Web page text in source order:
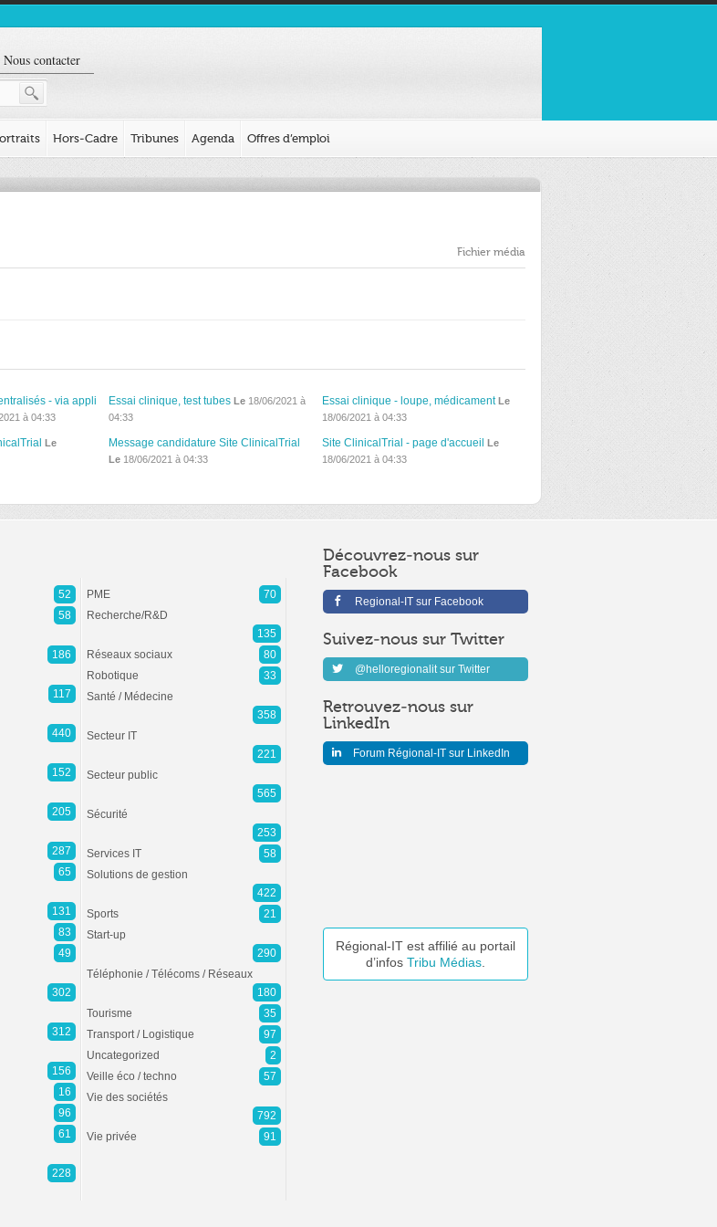
Nous contacter
Hors-Cadre Tribunes Agenda Offres d’emploi
Fichier média
- via appli
à 04:33
Essai clinique, test tubes Le 18/06/2021 à
04:33
Essai clinique - loupe, médicament Le
18/06/2021 à 04:33
Le
Message candidature Site ClinicalTrial
Le 18/06/2021 à 04:33
Site ClinicalTrial - page d'accueil Le
18/06/2021 à 04:33
Découvrez-nous sur
Facebook
Regional-IT sur Facebook
Suivez-nous sur Twitter
@helloregionalit sur Twitter
Retrouvez-nous sur
LinkedIn
Forum Régional-IT sur LinkedIn
Régional-IT est affilié au portail
d’infos Tribu Médias
52
58
186
117
440
152
205
287
65
131
83
49
302
312
156
16
96
61
228
PME
70
Recherche/R&D
135
Réseaux sociaux
80
Robotique
33
Santé / Médecine
358
Secteur IT
221
Secteur public
565
Sécurité
253
Services IT
58
Solutions de gestion
422
Sports
21
Start-up
290
Téléphonie / Télécoms / Réseaux
180
Tourisme
35
Transport / Logistique
97
Uncategorized
2
Veille éco / techno
57
Vie des sociétés
792
Vie privée
91